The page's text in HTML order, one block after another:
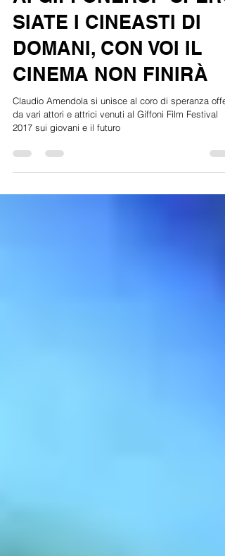
CLAUDIO AMENDOLA
AI GIFFONERS: "SPERO
SIATE I CINEASTI DI
DOMANI, CON VOI IL
CINEMA NON FINIRÀ
Claudio Amendola si unisce al coro di speranza